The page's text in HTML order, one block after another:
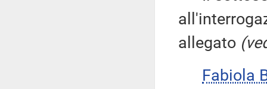
allegato
Fabiola